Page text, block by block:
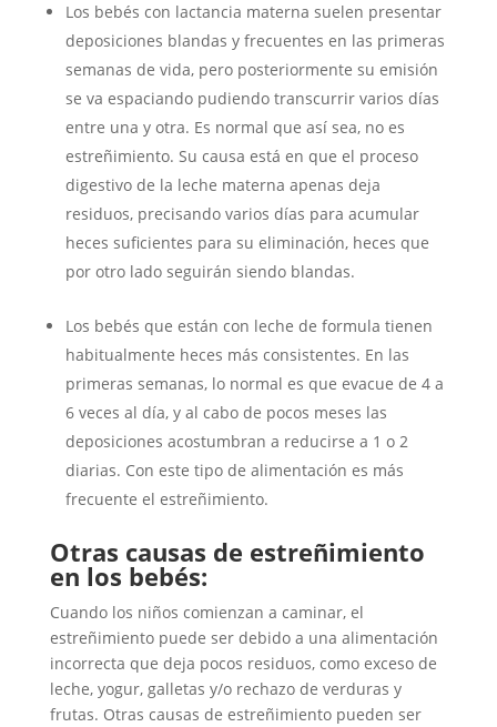
Los bebés con lactancia materna suelen presentar
deposiciones blandas y frecuentes en las primeras
semanas de vida, pero posteriormente su emisión
se va espaciando pudiendo transcurrir varios días
entre una y otra. Es normal que así sea, no es
estreñimiento. Su causa está en que el proceso
digestivo de la leche materna apenas deja
residuos, precisando varios días para acumular
heces suficientes para su eliminación, heces que
por otro lado seguirán siendo blandas.
Los bebés que están con leche de formula tienen
habitualmente heces más consistentes. En las
primeras semanas, lo normal es que evacue de 4 a
6 veces al día, y al cabo de pocos meses las
deposiciones acostumbran a reducirse a 1 o 2
diarias. Con este tipo de alimentación es más
frecuente el estreñimiento.
Otras causas de estreñimiento
en los bebés:
Cuando los niños comienzan a caminar, el
estreñimiento puede ser debido a una alimentación
incorrecta que deja pocos residuos, como exceso de
leche, yogur, galletas y/o rechazo de verduras y
frutas. Otras causas de estreñimiento pueden ser